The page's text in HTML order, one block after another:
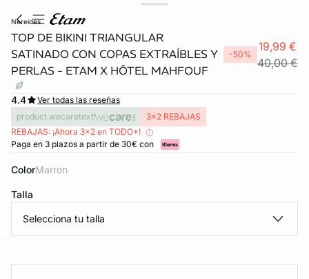
nereides
TOP DE BIKINI TRIANGULAR
SATINADO CON COPAS EXTRAÍBLES Y
PERLAS - ETAM X HÔTEL MAHFOUF
-50%
19,99 €
40,00 €
4.4
Ver todas las reseñas
product.wecaretext
3x2 REBAJAS
REBAJAS: ¡Ahora 3x2 en TODO*!
Paga en 3 plazos a partir de 30€ con
Color marron
Talla
Selecciona tu talla